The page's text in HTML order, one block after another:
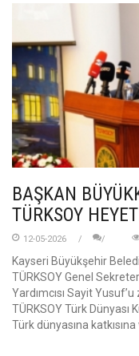
BAŞKAN
TÜRKSOY
12-05-2026
Kayseri Büyükşehir
TÜRKSOY Genel
Yardımcısı Sayit
TÜRKSOY Türk Dünyası
Türk dünyasına katkısına